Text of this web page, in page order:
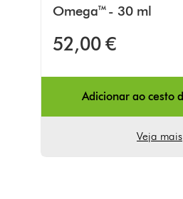
Omega™ - 30 ml
52,00 €
Adicionar ao cesto
Veja mais